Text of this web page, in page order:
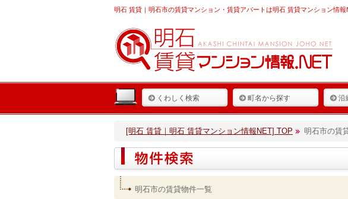
明石 賃貸 ｜明石市の賃貸マンション・賃貸アパートは明石 賃貸マンション情報
くわしく検索 町名から探す 沿
[明石 賃貸｜明石 賃貸マンション情報NET] TOP 明石市の賃
明石市の賃貸物件一覧